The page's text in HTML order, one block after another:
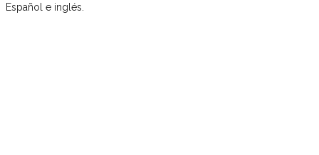
Español e inglés.